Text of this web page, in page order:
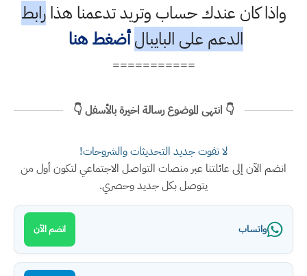
واذا كان عندك حساب وتريد تدعمنا هذارابط
الدعم على البايبال أضغط هنا
===========
👇 انتهى الموضوع رسالة اخيرة بالأسفل 👇
لا تفوت جديد التحديثات والشروحات!
انضم الآن إلى عائلتنا عبر منصات التواصل الاجتماعي لتكون أول من
يتوصل بكل جديد وحصري.
واتساب انضم الآن